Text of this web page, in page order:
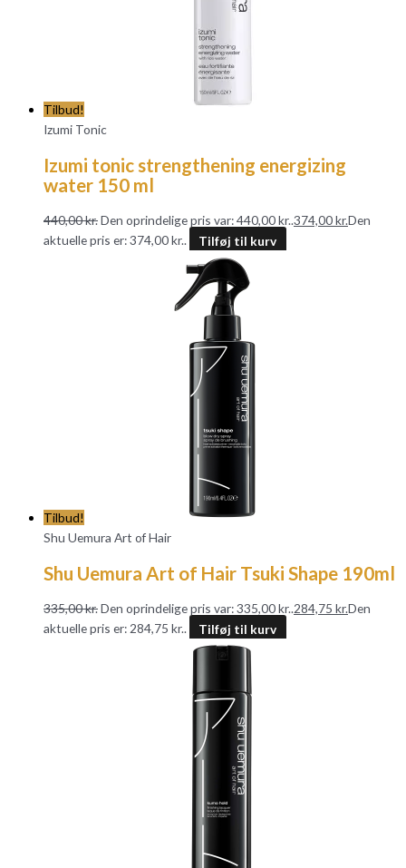
Tilbud!
Izumi Tonic
Izumi tonic strengthening energizing
water 150 ml
440,00kr.Den oprindelige pris var: 440,00 kr..374,00kr.Den
aktuelle pris er: 374,00 kr..
Tilføj til kurv
Tilbud!
Shu Uemura Art of Hair
Shu Uemura Art of Hair Tsuki Shape 190ml
335,00kr.Den oprindelige pris var: 335,00 kr..284,75 kr.Den
aktuelle pris er: 284,75 kr..
Tilføj til kurv